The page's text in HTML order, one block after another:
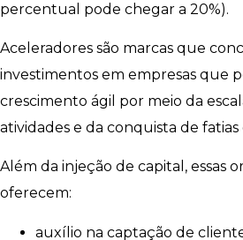
percentual pode chegar a 20%).
Aceleradores são marcas que
investimentos em empresas que
crescimento ágil por meio da
atividades e da conquista de
Além da injeção de capital, essas
oferecem:
auxílio na captação de